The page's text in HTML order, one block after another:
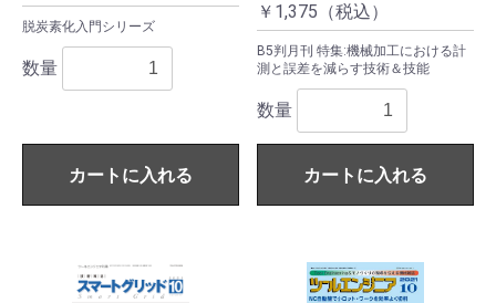
脱炭素化入門シリーズ
数量
カートに入れる
￥1,375（税込）
B5判月刊 特集:機械加工における計
測と誤差を減らす技術＆技能
数量
カートに入れる